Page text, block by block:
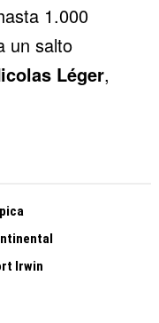
1.000
un salto
Léger,
Irwin